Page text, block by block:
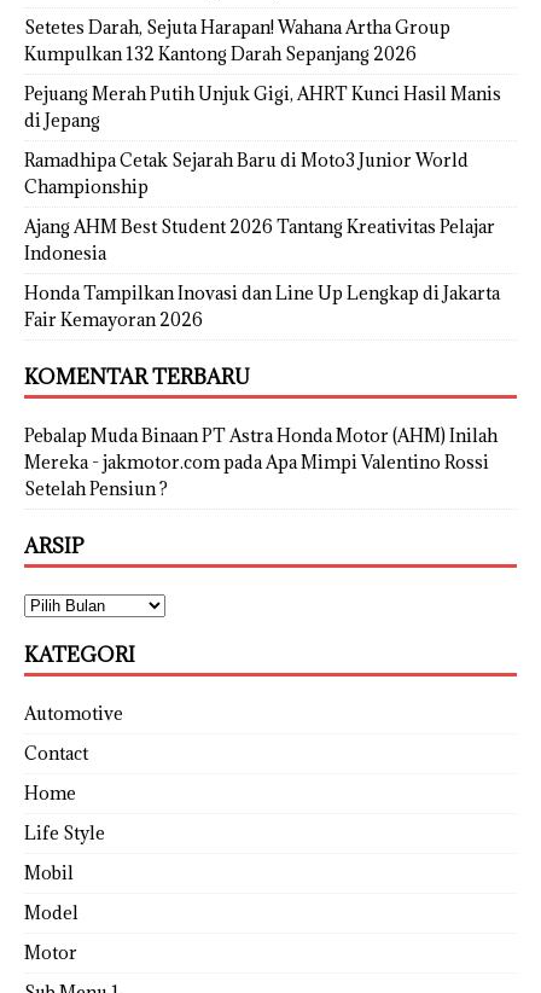
Setetes Darah, Sejuta Harapan! Wahana Artha Group
Kumpulkan 132 Kantong Darah Sepanjang 2026
Pejuang Merah Putih Unjuk Gigi, AHRT Kunci Hasil Manis
di Jepang
Ramadhipa Cetak Sejarah Baru di Moto3 Junior World
Championship
Ajang AHM Best Student 2026 Tantang Kreativitas Pelajar
Indonesia
Honda Tampilkan Inovasi dan Line Up Lengkap di Jakarta
Fair Kemayoran 2026
KOMENTAR TERBARU
Pebalap Muda Binaan PT Astra Honda Motor (AHM) Inilah
Mereka - jakmotor.compadaApa Mimpi Valentino Rossi
Setelah Pensiun ?
ARSIP
KATEGORI
Automotive
Contact
Home
Life Style
Mobil
Model
Motor